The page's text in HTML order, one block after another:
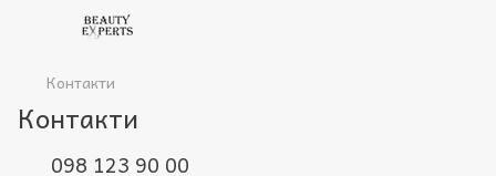
Контакти
Контакти
098 123 90 00